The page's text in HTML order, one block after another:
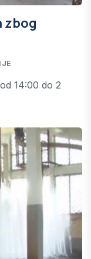
zbog
14:00 do 2